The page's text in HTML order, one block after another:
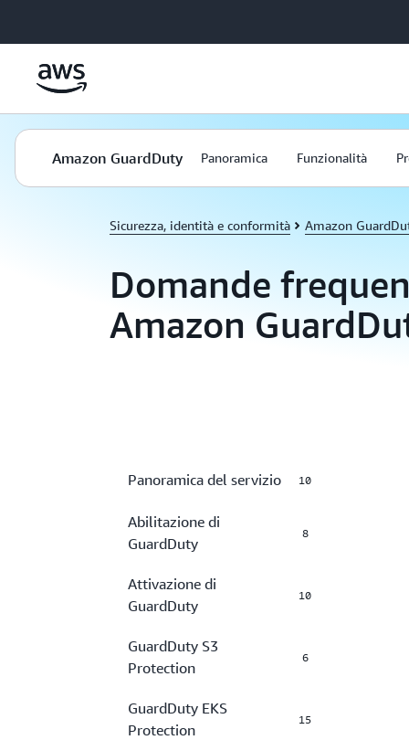
Amazon GuardDuty Panoramica Funzionalità
Sicurezza, identità e conformità Amazon
Domande
Amazon
Panoramica del servizio 10
Abilitazione di
GuardDuty
8
Attivazione di
GuardDuty
10
GuardDuty S3
Protection
6
GuardDuty EKS
Protection
15